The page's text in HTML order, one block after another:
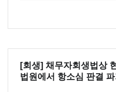
[회생] 채무자회생법상
법원에서 항소심 판결